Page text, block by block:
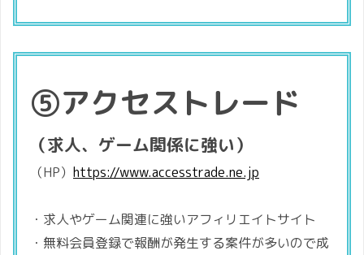
⑤アクセストレード
（求人、ゲーム関係に強い）
（HP） https://www.accesstrade.ne.jp
・求人やゲーム関連に強いアフィリエイトサイト
・無料会員登録で報酬が発生する案件が多いので成